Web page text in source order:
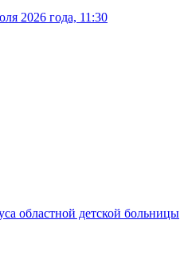
2026 года, 11:30
областной детской больницы